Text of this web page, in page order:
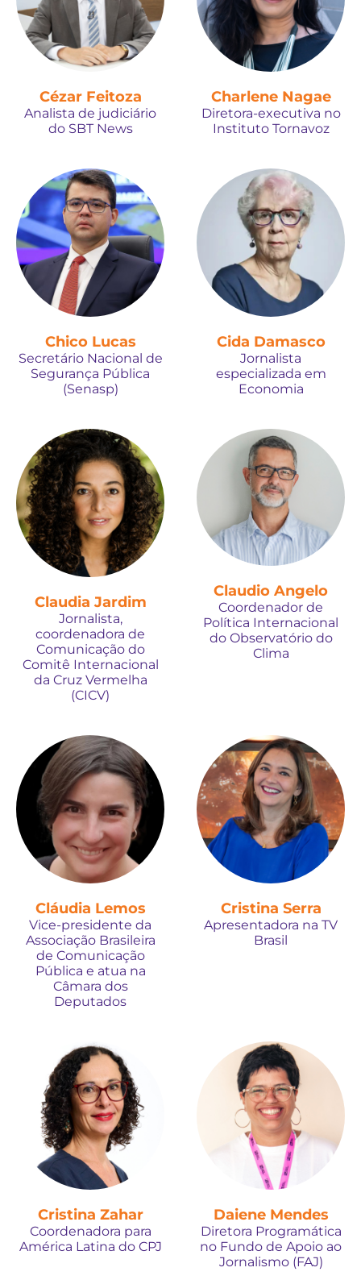
Cézar Feitoza
Analista de judiciário
do SBT News
Charlene Nagae
Diretora-executiva no
Instituto Tornavoz
Chico Lucas
Secretário Nacional de
Segurança Pública
(Senasp)
Cida Damasco
Jornalista
especializada em
Economia
Claudia Jardim
Jornalista,
coordenadora de
Comunicação do
Comitê Internacional
da Cruz Vermelha
(CICV)
Claudio Angelo
Coordenador de
Política Internacional
do Observatório do
Clima
Cláudia Lemos
Vice-presidente da
Associação Brasileira
de Comunicação
Pública e atua na
Câmara dos
Deputados
Cristina Serra
Apresentadora na TV
Brasil
Cristina Zahar
Coordenadora para
América Latina do CPJ
Daiene Mendes
Diretora Programática
no Fundo de Apoio ao
Jornalismo (FAJ)